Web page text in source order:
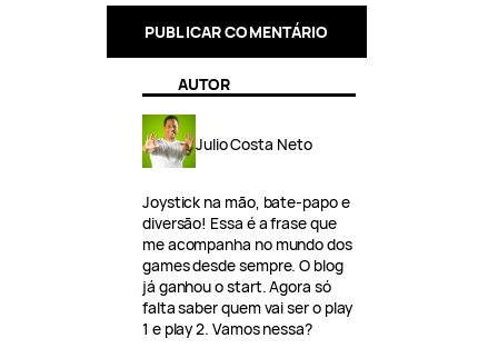
AUTOR
Julio Costa Neto
Joystick na mão, bate-papo e
diversão! Essa é a frase que
me acompanha no mundo dos
games desde sempre. O blog
já ganhou o start. Agora só
falta saber quem vai ser o play
1 e play 2. Vamos nessa?